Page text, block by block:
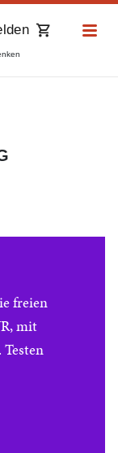
freien
mit